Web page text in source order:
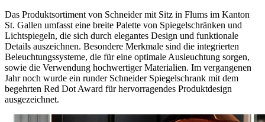
Das Produktsortiment von Schneider mit Sitz in Flums im Kanton
St. Gallen umfasst eine breite Palette von Spiegelschränken und
Lichtspiegeln, die sich durch elegantes Design und funktionale
Details auszeichnen. Besondere Merkmale sind die integrierten
Beleuchtungssysteme, die für eine optimale Ausleuchtung sorgen,
sowie die Verwendung hochwertiger Materialien. Im vergangenen
Jahr noch wurde ein runder Schneider Spiegelschrank mit dem
begehrten Red Dot Award für hervorragendes Produktdesign
ausgezeichnet.